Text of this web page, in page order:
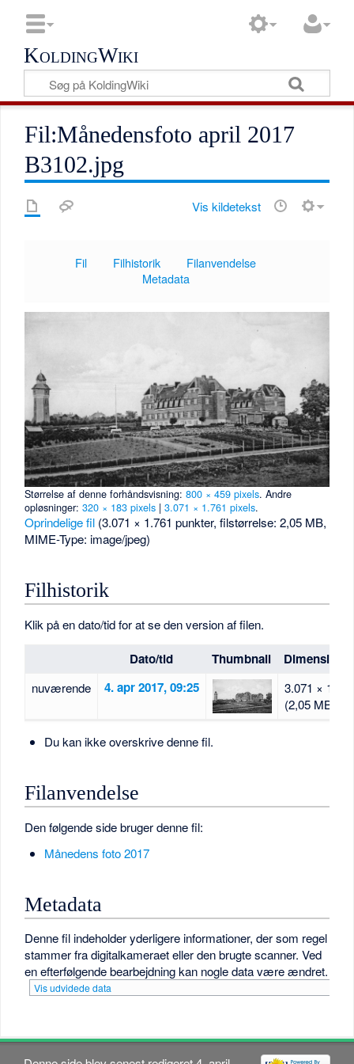
KoldingWiki
Fil:Månedensfoto april 2017
B3102.jpg
Vis kildetekst
Fil Filhistorik
Filanvendelse
Metadata
Størrelse af denne forhåndsvisning:800 × 459 pixels.Andre
opløsninger:320 × 183 pixels |3.071 × 1.761 pixels.
Oprindelige fil (3.071 × 1.761 punkter, filstørrelse: 2,05 MB,
MIME-Type: image/jpeg)
Filhistorik
Klik på en dato/tid for at se den version af filen.
Dato/tid Thumbnail
nuværende 4. apr 2017, 09:25
3.071 × 1.761
(2,05 MB)
Du kan ikke overskrive denne fil.
Filanvendelse
Den følgende side bruger denne fil:
Månedens foto 2017
Metadata
Denne fil indeholder yderligere informationer, der som regel
stammer fra digitalkameraet eller den brugte scanner. Ved
en efterfølgende bearbejdning kan nogle data være ændret.
Vis udvidede data